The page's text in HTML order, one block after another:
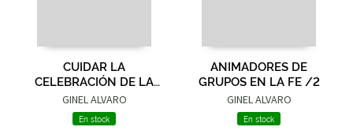
CUIDAR LA
CELEBRACIÓN DE LA
EUCARISTÍA
GINEL ALVARO
En stock
ANIMADORES DE
GRUPOS EN LA FE /2
GINEL ALVARO
En stock